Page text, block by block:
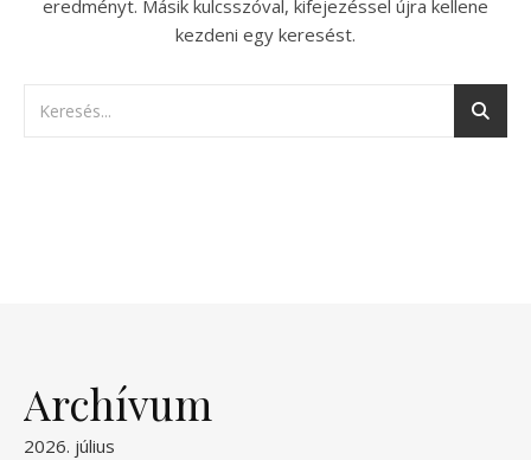
eredményt. Másik kulcsszóval, kifejezéssel újra kellene
kezdeni egy keresést.
Archívum
2026. július